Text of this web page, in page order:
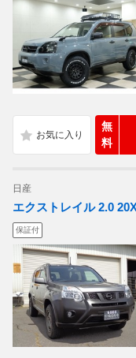
無
料
日産
エクストレイル 2.0
保証付